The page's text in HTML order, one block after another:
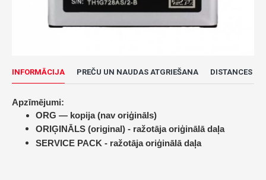
INFORMĀCIJA PREČU UN NAUDAS ATGRIEŠANA DISTANCES
Apzīmējumi:
ORG — kopija (nav oriģināls)
ORIĢINĀLS (original) - ražotāja oriģinālā daļa
SERVICE PACK - ražotāja oriģinālā daļa